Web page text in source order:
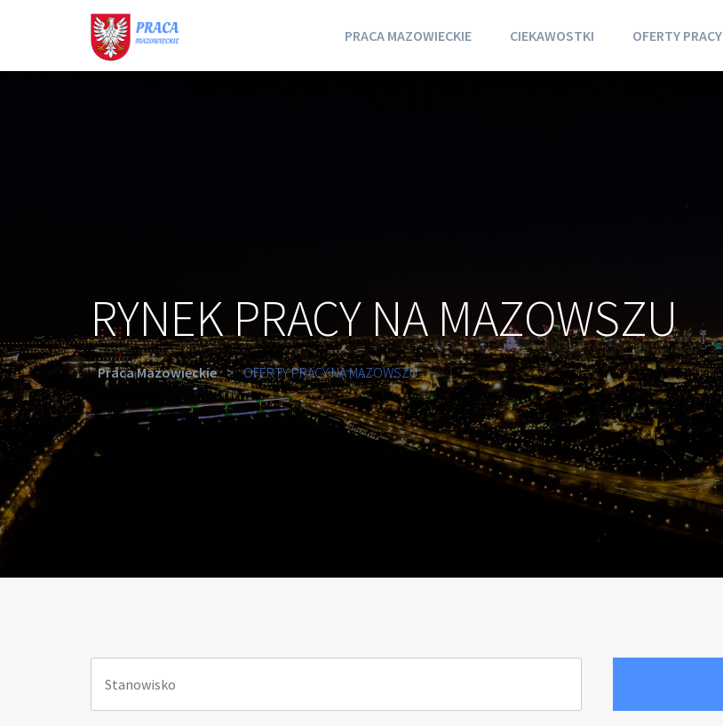
PRACA MAZOWIECKIE CIEKAWOSTKI OFERTY PRACY
RYNEK PRACY NA MAZOWSZU
Praca Mazowieckie > OFERTY PRACY NA MAZOWSZU